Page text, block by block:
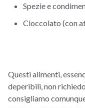
Spezie e
Cioccolato (con
Questi alimenti,
deperibili, non
consigliamo